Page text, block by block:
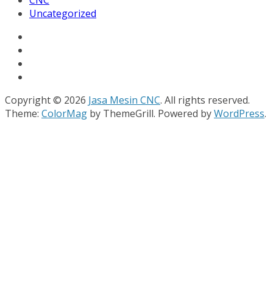
Uncategorized
Copyright © 2026 Jasa Mesin CNC. All rights reserved.
Theme: ColorMag by ThemeGrill. Powered byWordPress.